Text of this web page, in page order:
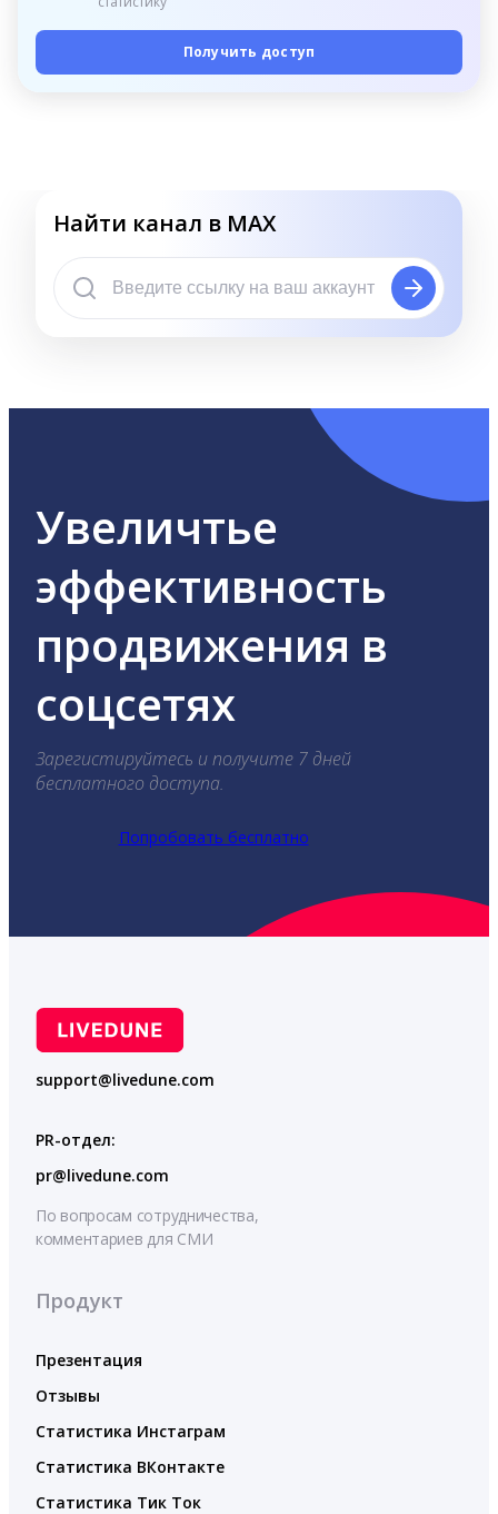
Получить доступ
Найти канал в MAX
Увеличтье
эффективность
продвижения в
соцсетях
Зарегистируйтесь и получите 7 дней
бесплатного доступа.
Попробовать бесплатно
support@livedune.com
PR-отдел:
pr@livedune.com
По вопросам сотрудничества,
комментариев для СМИ
Продукт
Презентация
Отзывы
Статистика Инстаграм
Статистика ВКонтакте
Статистика Тик Ток